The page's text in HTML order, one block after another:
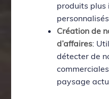
produits plus
Création de
d’affaires:
détecter de
paysage